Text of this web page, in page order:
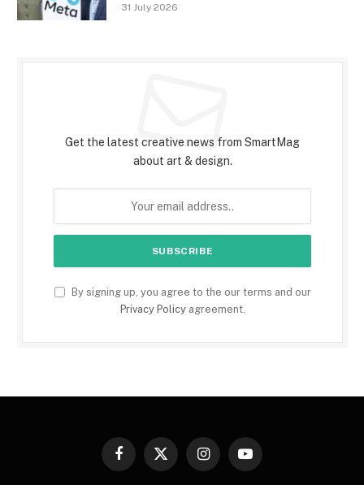
31 July 2026
Get the latest creative news from SmartMag
about art & design.
By signing up, you agree to the our terms and our
Privacy Policyagreement.
Facebook
X
InstagramYouTube